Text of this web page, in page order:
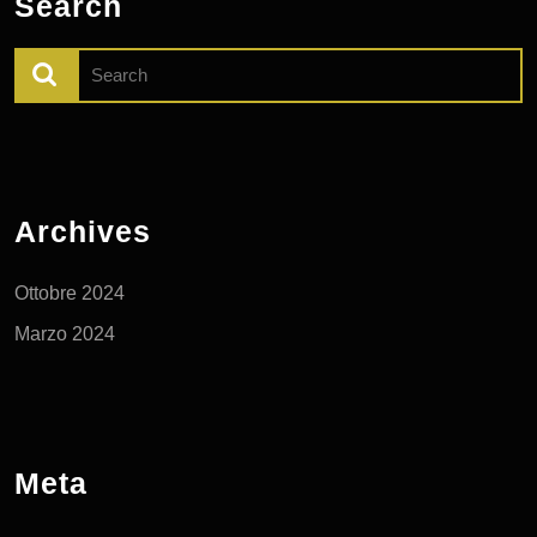
for:
Archives
Ottobre 2024
Marzo 2024
Meta